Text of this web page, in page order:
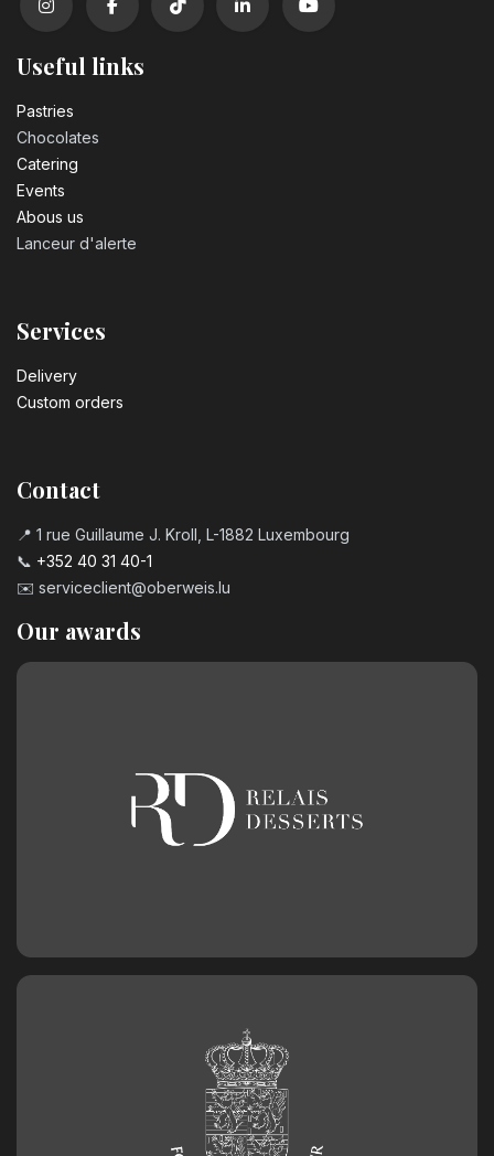
Useful links
Pastrie​s
Chocolates
Catering
Events
Abous us
Lanceur d'alerte
Services
Delivery
Custom orders
Contact
📍 1 rue Guillaume J. Kroll, L-1882 Luxembourg
📞 +352 40 31 40-1
✉️ serviceclient@oberweis.lu
Our awards